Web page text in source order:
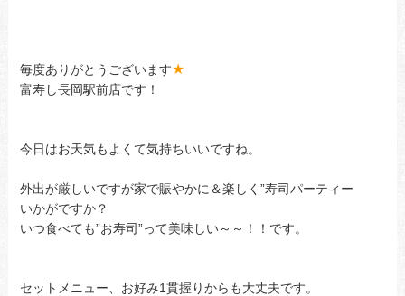
毎度ありがとうございます★
富寿し長岡駅前店です！
今日はお天気もよくて気持ちいいですね。
外出が厳しいですが家で賑やかに＆楽しく”寿司パーティー
いかがですか？
いつ食べても”お寿司”って美味しい～～！！です。
セットメニュー、お好み1貫握りからも大丈夫です。